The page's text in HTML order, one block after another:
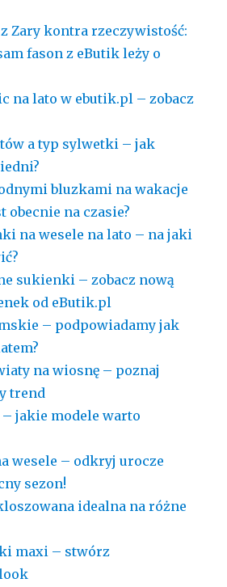
Zary kontra rzeczywistość:
fason z eButik leży o
na lato w ebutik.pl – zobacz
a typ sylwetki – jak
bluzkami na wakacje
obecnie na czasie?
na wesele na lato – na jaki
sukienki – zobacz nową
od eButik.pl
– podpowiadamy jak
na wiosnę – poznaj
trend
– jakie modele warto
wesele – odkryj urocze
sezon!
idealna na różne
maxi – stwórz